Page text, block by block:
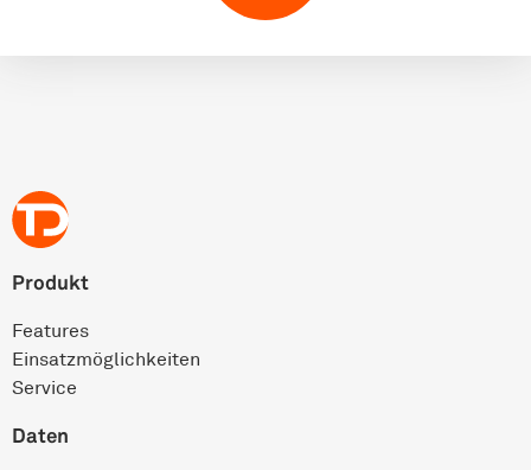
Produkt
Features
Einsatz­möglichkeiten
Service
Daten